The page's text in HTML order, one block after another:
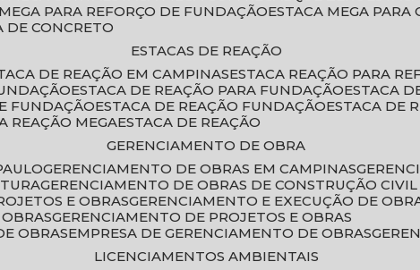
MEGA PARA REFORÇO DE FUNDAÇÃO
ESTACA MEGA
DE CONCRETO
ESTACAS DE REAÇÃO
DE REAÇÃO EM CAMPINAS
ESTACA REAÇÃO PARA
ESTACA DE REAÇÃO PARA FUNDAÇÃO
ESTACA
FUNDAÇÃO
ESTACA DE REAÇÃO FUNDAÇÃO
ESTACA DE
REAÇÃO MEGA ESTACA DE REAÇÃO
GERENCIAMENTO DE OBRA
GERENCIAMENTO DE OBRAS EM CAMPINAS
GERENCIAMENTO DE OBRAS DE CONSTRUÇÃO CIVIL
E OBRAS
GERENCIAMENTO E EXECUÇÃO DE
GERENCIAMENTO DE PROJETOS E OBRAS
OBRAS
EMPRESA DE GERENCIAMENTO DE OBRAS
LICENCIAMENTOS AMBIENTAIS